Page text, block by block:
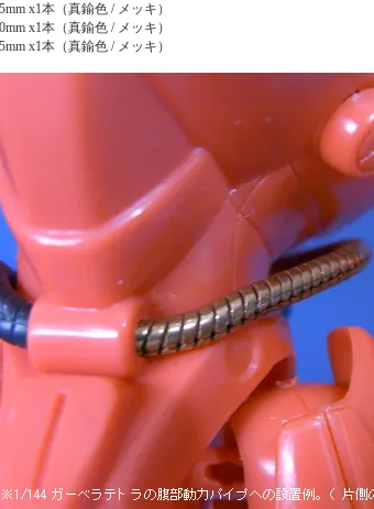
x1本（真鍮色 / メッキ）
x1本（真鍮色 / メッキ）
x1本（真鍮色 / メッキ）